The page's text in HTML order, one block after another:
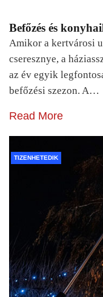
Befőzés és
Amikor a kertvárosi
cseresznye, a
az év egyik
befőzési szezon. A…
Read More
TIZENHETEDIK